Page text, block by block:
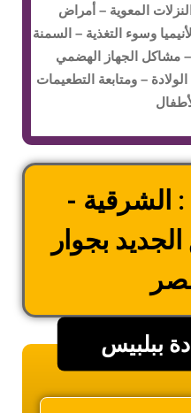
المعوية – أمراض
وسوء التغذية – السمنة
– مشاكل الجهاز الهضمي
– ومتابعة التطعيمات
: الشرقية -
بجوار
ببلبيس